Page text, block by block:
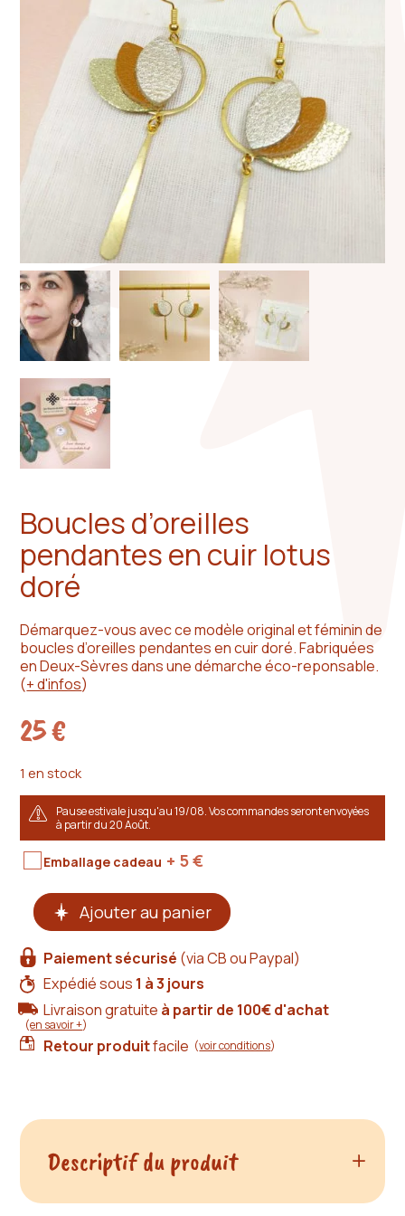
Boucles d’oreilles
pendantes en cuir lotus
doré
Démarquez-vous avec ce modèle original et féminin de
boucles d’oreilles pendantes en cuir doré. Fabriquées
en Deux-Sèvres dans une démarche éco-reponsable.
(+ d'infos)
25€
1 en stock
Pause estivale jusqu'au 19/08. Vos commandes seront envoyées
à partir du 20 Août.
Emballage cadeau + 5€
quantité
de
Boucles
d'oreilles
pendantes
en
cuir
lotus
doré
Ajouter au panier
Paiement sécurisé (via CB ou Paypal)
Expédié sous 1 à 3 jours
Livraison gratuite à partir de 100€ d'achat
(en savoir +)
Retour produitfacile (voir conditions)
Descriptif du produit